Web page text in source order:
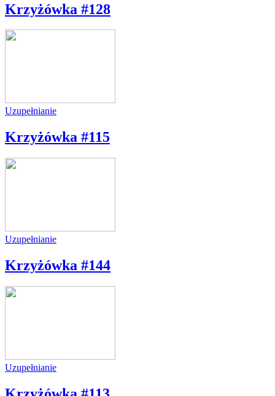
Krzyżówka #128
Uzupełnianie
Krzyżówka #115
Uzupełnianie
Krzyżówka #144
Uzupełnianie